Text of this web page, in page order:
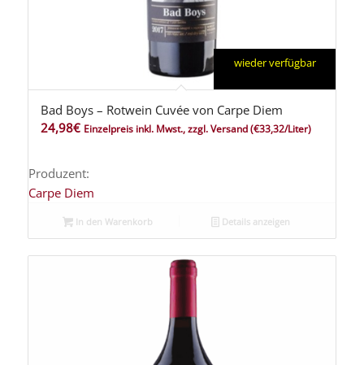
wieder verfügbar
Bad Boys – Rotwein Cuvée von Carpe Diem
24,98€ Einzelpreis inkl. Mwst., zzgl. Versand(€33,32/Liter)
Produzent:
Carpe Diem
In den Warenkorb Details anzeigen